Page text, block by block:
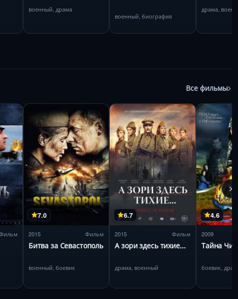
военный, драма
военный, биография
драма,
Все фильмы
7.0
2015 Фильм
Битва за Севастополь
военный, боевик
6.7
2015 Фильм
А зори здесь тихие...
драма, военный
4.6
2009
Тайна
боевик,